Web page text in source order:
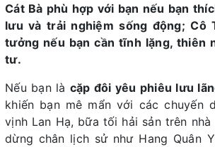
Cát Bà phù hợp với bạn nếu bạn
lưu và trải nghiệm sống động; Cô
tưởng nếu bạn cần tĩnh lặng, thiên
tư.
Nếu bạn là cặp đôi yêu phiêu lưu
khiến bạn mê mẩn với các chuyến
vịnh Lan Hạ, bữa tối hải sản trên
dừng chân lịch sử như Hang Quân